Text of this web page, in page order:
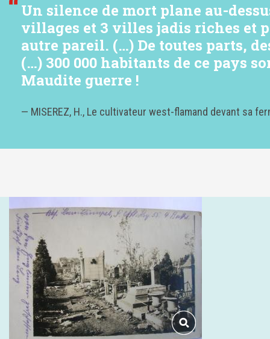
Un silence de mort plane au-
villages et 3 villes jadis riches et
autre pareil. (…) De toutes parts,
(…) 300 000 habitants de ce pays
Maudite guerre !
— MISEREZ, H., Le cultivateur west-flamand devant sa